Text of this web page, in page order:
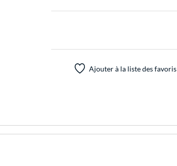
Ajouter à la liste des favoris